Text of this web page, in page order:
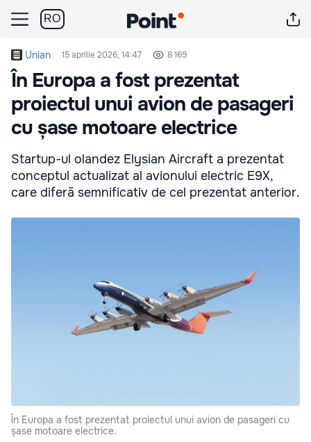
RO
Unian 15 aprilie 2026, 14:47 8 169
În Europa a fost prezentat
proiectul unui avion de pasageri
cu șase motoare electrice
Startup-ul olandez Elysian Aircraft a prezentat
conceptul actualizat al avionului electric E9X,
care diferă semnificativ de cel prezentat anterior.
În Europa a fost prezentat proiectul unui avion de pasageri cu
șase motoare electrice.